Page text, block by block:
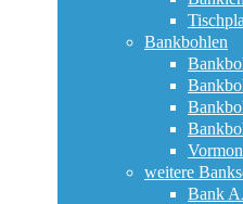
Bankbohlen
weitere
Bank